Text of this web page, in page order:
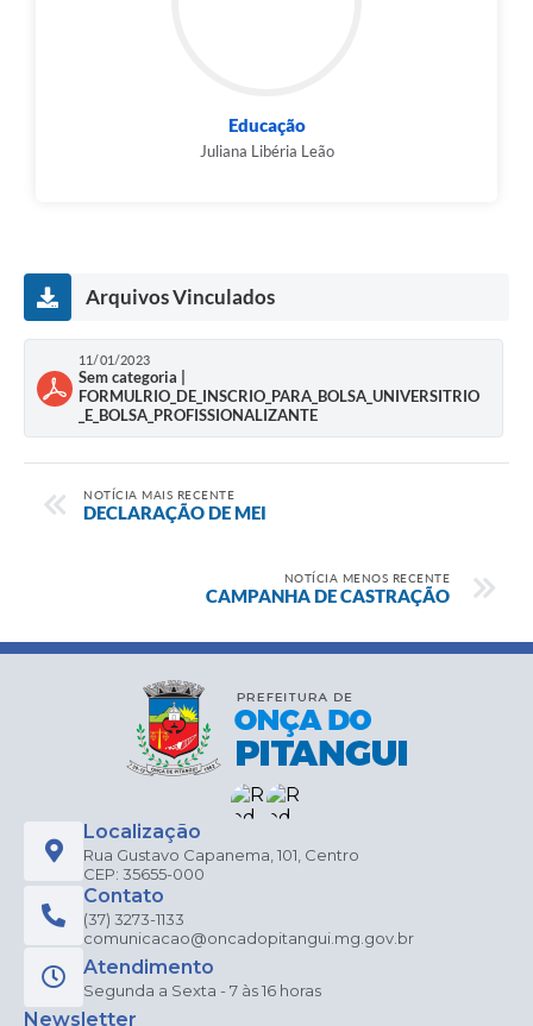
Educação
Juliana Libéria Leão
Arquivos Vinculados
11/01/2023
Sem categoria |
FORMULRIO_DE_INSCRIO_PARA_BOLSA_UNIVERSITRIO
_E_BOLSA_PROFISSIONALIZANTE
NOTÍCIA MAIS RECENTE
DECLARAÇÃO DE MEI
NOTÍCIA MENOS RECENTE
CAMPANHA DE CASTRAÇÃO
Localização
Rua Gustavo Capanema, 101, Centro
CEP: 35655-000
Contato
(37) 3273-1133
comunicacao@oncadopitangui.mg.gov.br
Atendimento
Segunda a Sexta - 7 às 16 horas
Newsletter